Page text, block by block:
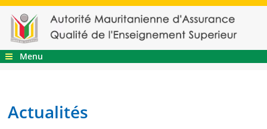
Menu
Actualités